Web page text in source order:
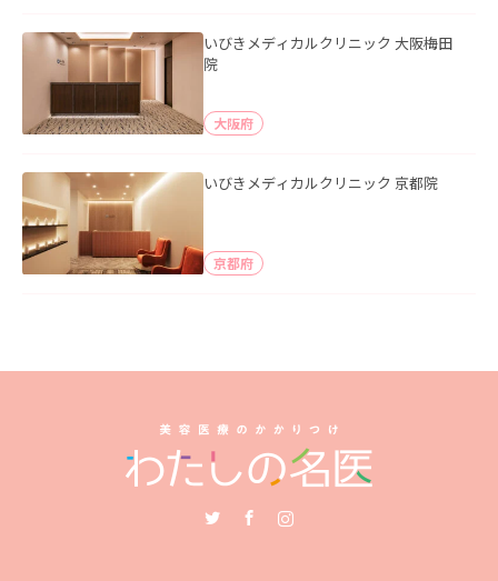
いびきメディカルクリニック 大阪梅田
院
大阪府
いびきメディカルクリニック 京都院
京都府